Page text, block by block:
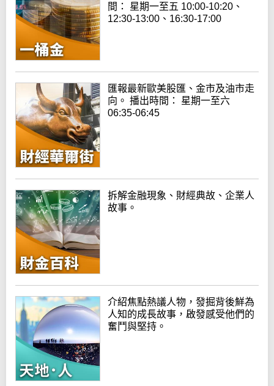
間： 星期一至五 10:00-10:20、
12:30-13:00、16:30-17:00
匯報最新歐美股匯、金市及油市走
向。 播出時間： 星期一至六
06:35-06:45
拆解金融現象、財經典故、企業人
故事。
介紹焦點熱議人物，發掘背後鮮為
人知的成長故事，啟發感受他們的
奮鬥與堅持。